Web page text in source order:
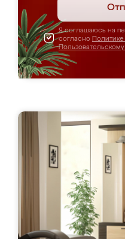
Я соглашаюсь на
согласно